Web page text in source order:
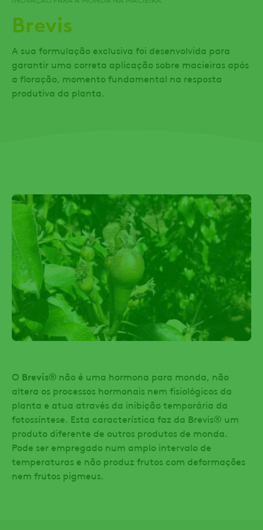
Brevis
A sua formulação exclusiva foi desenvolvida para
garantir uma correta aplicação sobre macieiras após
a floração, momento fundamental na resposta
produtiva da planta.
O Brevis® não é uma hormona para monda, não
altera os processos hormonais nem fisiológicos da
planta e atua através da inibição temporária da
fotossíntese. Esta característica faz da Brevis® um
produto diferente de outros produtos de monda.
Pode ser empregado num amplo intervalo de
temperaturas e não produz frutos com deformações
nem frutos pigmeus.